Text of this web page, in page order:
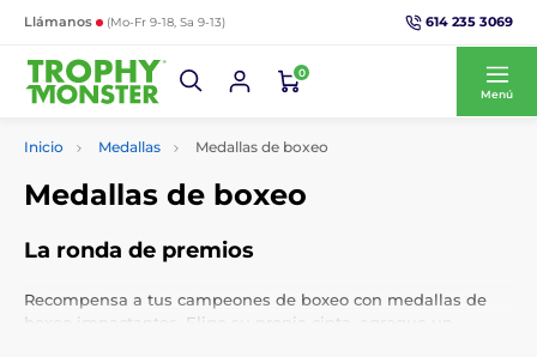
Llámanos (Mo-Fr 9-18, Sa 9-13) 614 235 3069
0
Menú
Inicio Medallas Medallas de boxeo
Medallas de boxeo
La ronda de premios
Recompensa a tus campeones de boxeo con medallas de
boxeo impactantes. Elige su propia cinta, agregue un